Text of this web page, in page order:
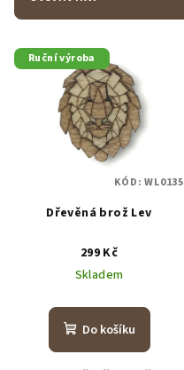
r
o
d
V
ý
Ruční výroba
Dřevěná brož Lev
299 Kč
Skladem
Do košíku
KÓD:WL0135